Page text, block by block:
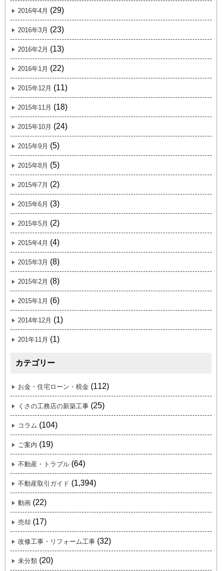
2016年4月 (29)
2016年3月 (23)
2016年2月 (13)
2016年1月 (22)
2015年12月 (11)
2015年11月 (18)
2015年10月 (24)
2015年9月 (5)
2015年8月 (5)
2015年7月 (2)
2015年6月 (3)
2015年5月 (2)
2015年4月 (4)
2015年3月 (8)
2015年2月 (8)
2015年1月 (6)
2014年12月 (1)
201年11月 (1)
カテゴリー
お金・住宅ローン・税金 (112)
くさの工務店の新築工事 (25)
コラム (104)
ご案内 (19)
不動産・トラブル (64)
不動産取引ガイド (1,394)
動画 (22)
売却 (17)
改修工事・リフォーム工事 (32)
未分類 (20)